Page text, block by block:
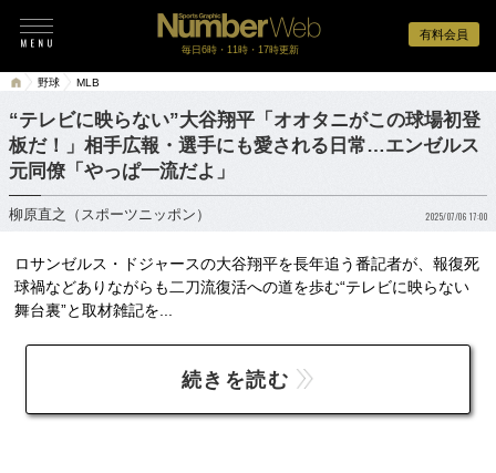
有料会員
毎日6時・11時・17時更新
野球 MLB
“テレビに映らない”大谷翔平「オオタニがこの球場初登
板だ！」相手広報・選手にも愛される日常…エンゼルス
元同僚「やっぱ一流だよ」
柳原直之（スポーツニッポン） 2025/07/06 17:00
ロサンゼルス・ドジャースの大谷翔平を長年追う番記者が、報復死
球禍などありながらも二刀流復活への道を歩む“テレビに映らない
舞台裏”と取材雑記を...
続きを読む